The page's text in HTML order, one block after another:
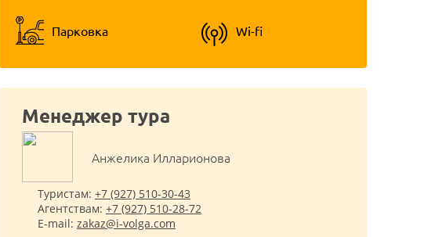
Парковка Wi-fi
Менеджер тура
Анжелика Илларионова
Туристам: +7 (927) 510-30-43
Агентствам: +7 (927) 510-28-72
E-mail: zakaz@i-volga.com